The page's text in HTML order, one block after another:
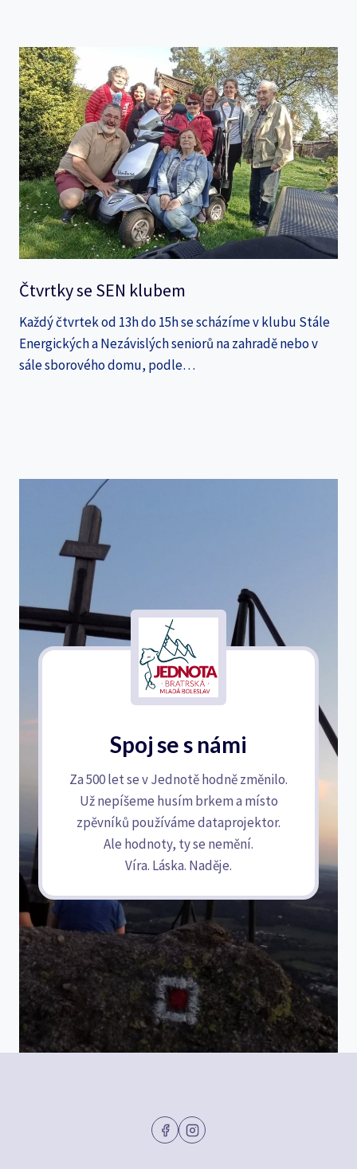
Čtvrtky se SEN klubem
Každý čtvrtek od 13h do 15h se scházíme v klubu Stále
Energických a Nezávislých seniorů na zahradě nebo v
sále sborového domu, podle…
Spoj se s námi
Za 500 let se v Jednotě hodně změnilo.
Už nepíšeme husím brkem a místo
zpěvníků používáme dataprojektor.
Ale hodnoty, ty se nemění.
Víra. Láska. Naděje.